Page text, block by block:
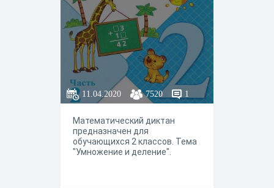
11.04.2020 7520 1
Математический диктан
предназначен для
обучающихся 2 классов. Тема
"Умножение и деление".